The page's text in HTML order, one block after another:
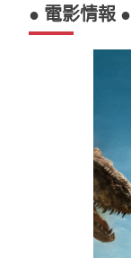
● 電影情報 ●